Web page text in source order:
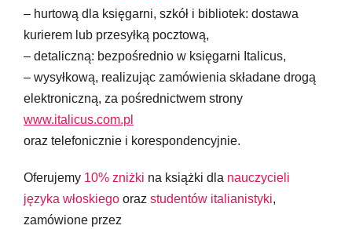
– hurtową dla księgarni, szkół i bibliotek: dostawa
kurierem lub przesyłką pocztową,
– detaliczną: bezpośrednio w księgarni Italicus,
– wysyłkową, realizując zamówienia składane drogą
elektroniczną, za pośrednictwem strony
www.italicus.com.pl
oraz telefonicznie i korespondencyjnie.
Oferujemy 10% zniżki na książki dla nauczycieli
języka włoskiego oraz studentów italianistyki,
zamówione przez